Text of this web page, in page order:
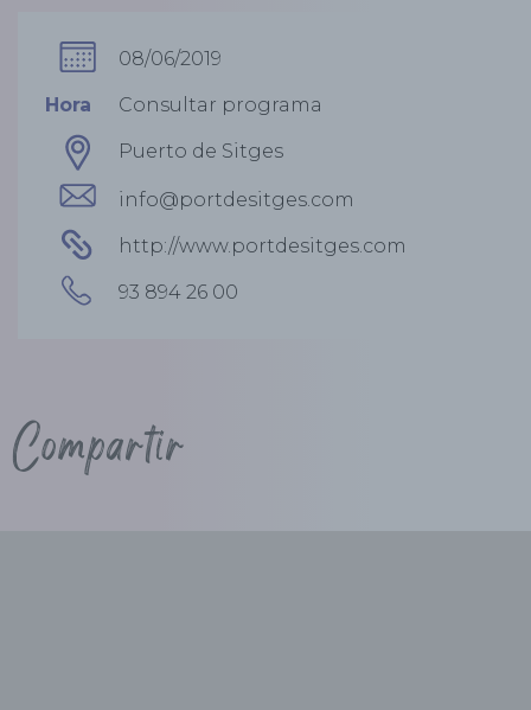
08/06/2019
Hora Consultar programa
Puerto de Sitges
info@portdesitges.com
http://www.portdesitges.com
93 894 26 00
Compartir